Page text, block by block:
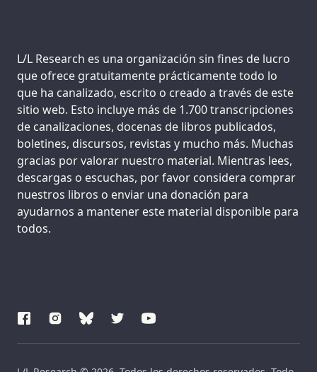
Support us:
L/L Research es una organización sin fines de lucro
que ofrece gratuitamente prácticamente todo lo
que ha canalizado, escrito o creado a través de este
sitio web. Esto incluye más de 1.700 transcripciones
de canalizaciones, docenas de libros publicados,
boletines, discursos, revistas y mucho más. Muchas
gracias por valorar nuestro material. Mientras lees,
descargas o escuchas, por favor considera comprar
nuestros libros o enviar una donación para
ayudarnos a mantener este material disponible para
todos.